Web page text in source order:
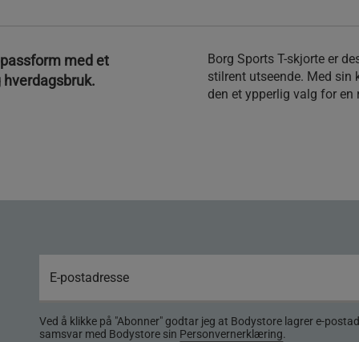
med et
Borg Sports T-skjorte er
stilrent utseende. Med
den et ypperlig valg for en
Ved å klikke på "Abonner" godtar jeg at Bodystore lagrer e-
samsvar med Bodystore sin Personvernerklæring.